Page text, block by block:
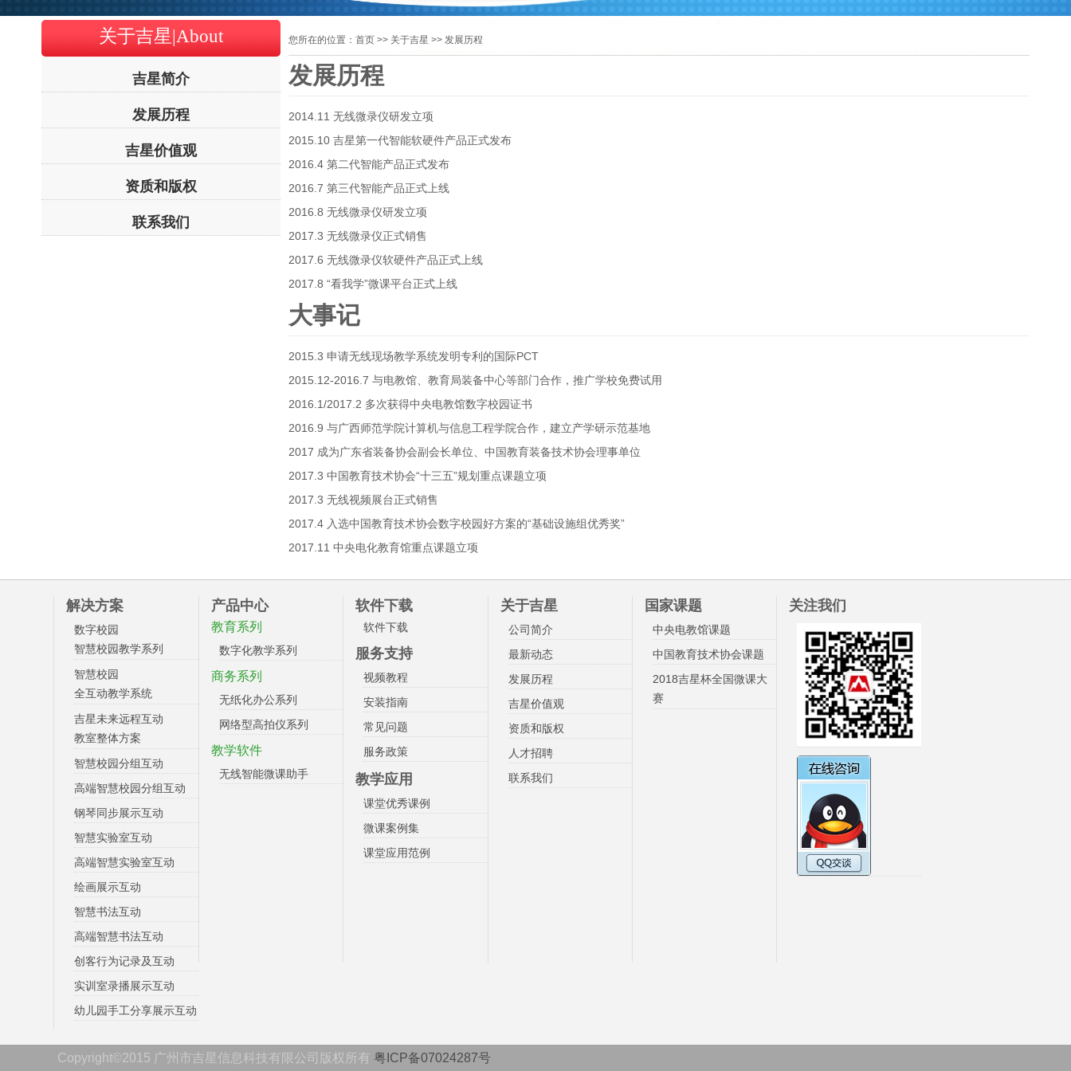
关于吉星|About
吉星简介
发展历程
吉星价值观
资质和版权
联系我们
您所在的位置：首页 >> 关于吉星 >> 发展历程
发展历程
2014.11 无线微录仪研发立项
2015.10 吉星第一代智能软硬件产品正式发布
2016.4 第二代智能产品正式发布
2016.7 第三代智能产品正式上线
2016.8 无线微录仪研发立项
2017.3 无线微录仪正式销售
2017.6 无线微录仪软硬件产品正式上线
2017.8 “看我学”微课平台正式上线
大事记
2015.3 申请无线现场教学系统发明专利的国际PCT
2015.12-2016.7 与电教馆、教育局装备中心等部门合作，推广学校免费试用
2016.1/2017.2 多次获得中央电教馆数字校园证书
2016.9 与广西师范学院计算机与信息工程学院合作，建立产学研示范基地
2017 成为广东省装备协会副会长单位、中国教育装备技术协会理事单位
2017.3 中国教育技术协会“十三五”规划重点课题立项
2017.3 无线视频展台正式销售
2017.4 入选中国教育技术协会数字校园好方案的“基础设施组优秀奖”
2017.11 中央电化教育馆重点课题立项
解决方案
数字校园
智慧校园教学系列
智慧校园
全互动教学系统
吉星未来远程互动
教室整体方案
智慧校园分组互动
高端智慧校园分组互动
钢琴同步展示互动
智慧实验室互动
高端智慧实验室互动
绘画展示互动
智慧书法互动
高端智慧书法互动
创客行为记录及互动
实训室录播展示互动
幼儿园手工分享展示互动
产品中心
教育系列
数字化教学系列
商务系列
无纸化办公系列
网络型高拍仪系列
教学软件
无线智能微课助手
软件下载
软件下载
服务支持
视频教程
安装指南
常见问题
服务政策
教学应用
课堂优秀课例
微课案例集
课堂应用范例
关于吉星
公司简介
最新动态
发展历程
吉星价值观
资质和版权
人才招聘
联系我们
国家课题
中央电教馆课题
中国教育技术协会课题
2018吉星杯全国微课大
赛
关注我们
Copyright©2015 广州市吉星信息科技有限公司版权所有粤ICP备07024287号